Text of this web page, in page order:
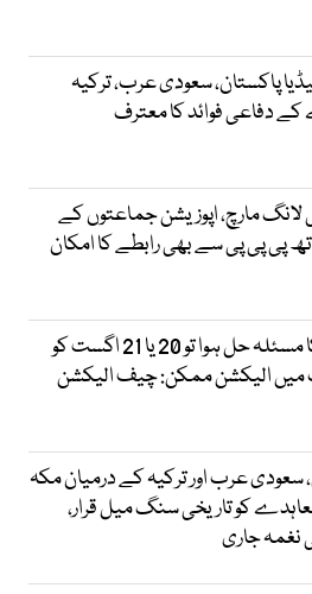
پاکستان، سعودی عرب، ترکیہ
دفاعی فوائد کا معترف
لانگ مارچ، اپوزیشن جماعتوں کے
پی پی پی سے بھی رابطے کا امکان
دھرنے کا مسئلہ حل ہوا تو 20 یا 21 اگست کو
میں الیکشن ممکن: چیف الیکشن
سعودی عرب اور ترکیہ کے درمیان مکہ
کو تاریخی سنگ میل قرار،
جاری